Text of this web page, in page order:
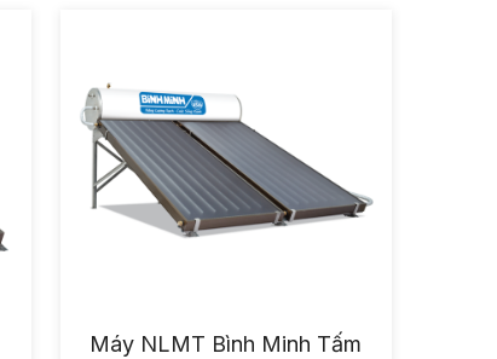
Máy NLMT Bình Minh Tấm